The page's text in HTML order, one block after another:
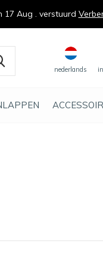
nederlands
Aug . verstuurd